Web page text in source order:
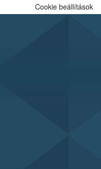
Cookie beállítások